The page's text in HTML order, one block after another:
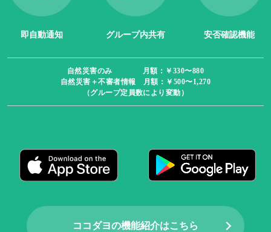
即自動通知 グループ内共有 安否確認機能
自然災害のみ 月額：￥330〜880
自然災害＋不審者情報 月額：￥500〜1,270
（グループ定員数により変動）
ココダヨの機能紹介はこちら